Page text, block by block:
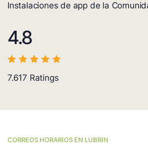
Instalaciones de app de la
4.8
7.617 Ratings
CORREOS HORARIOS EN LUBRIN